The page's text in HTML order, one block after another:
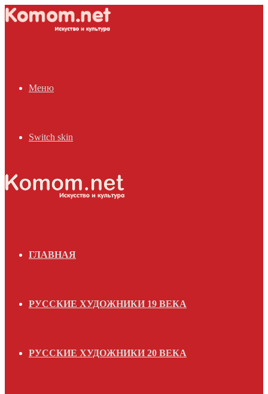
Меню
Switch skin
ГЛАВНАЯ
РУССКИЕ ХУДОЖНИКИ 19 ВЕКА
РУССКИЕ ХУДОЖНИКИ 20 ВЕКА